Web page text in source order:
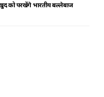
खुद को परखेंगे भारतीय बल्लेबाज